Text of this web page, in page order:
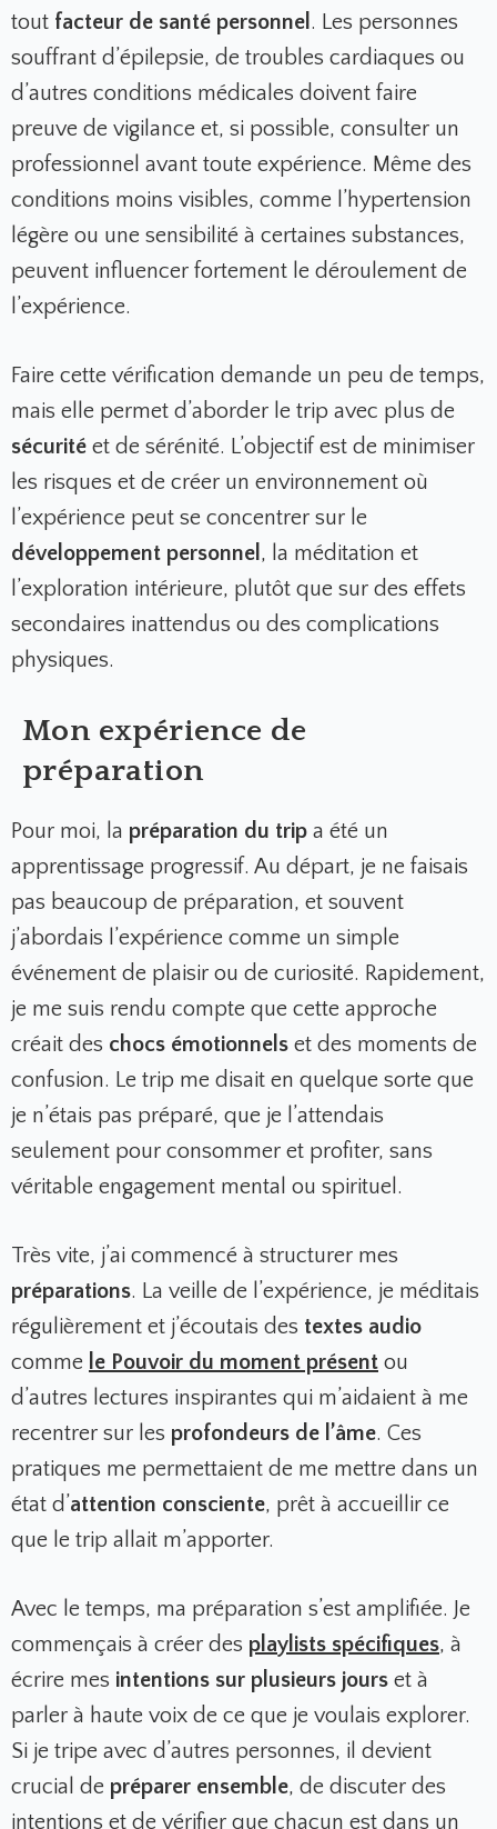
tout facteur de santé personnel . Les personnes
souffrant d’épilepsie, de troubles cardiaques ou
d’autres conditions médicales doivent faire
preuve de vigilance et, si possible, consulter un
professionnel avant toute expérience. Même des
conditions moins visibles, comme l’hypertension
légère ou une sensibilité à certaines substances,
peuvent influencer fortement le déroulement de
l’expérience.
Faire cette vérification demande un peu de temps,
mais elle permet d’aborder le trip avec plus de
sécurité et de sérénité. L’objectif est de minimiser
les risques et de créer un environnement où
l’expérience peut se concentrer sur le
développement personnel , la méditation et
l’exploration intérieure, plutôt que sur des effets
secondaires inattendus ou des complications
physiques.
Mon expérience de
préparation
Pour moi, la préparation du trip a été un
apprentissage progressif. Au départ, je ne faisais
pas beaucoup de préparation, et souvent
j’abordais l’expérience comme un simple
événement de plaisir ou de curiosité. Rapidement,
je me suis rendu compte que cette approche
créait des chocs émotionnels et des moments de
confusion. Le trip me disait en quelque sorte que
je n’étais pas préparé, que je l’attendais
seulement pour consommer et profiter, sans
véritable engagement mental ou spirituel.
Très vite, j’ai commencé à structurer mes
préparations. La veille de l’expérience, je méditais
régulièrement et j’écoutais des textes audio
comme le Pouvoir du moment présent ou
d’autres lectures inspirantes qui m’aidaient à me
recentrer sur les profondeurs de l’âme. Ces
pratiques me permettaient de me mettre dans un
état d’attention consciente, prêt à accueillir ce
que le trip allait m’apporter.
Avec le temps, ma préparation s’est amplifiée. Je
commençais à créer des playlists spécifiques, à
écrire mes intentions sur plusieurs jours et à
parler à haute voix de ce que je voulais explorer.
Si je tripe avec d’autres personnes, il devient
crucial de préparer ensemble, de discuter des
intentions et de vérifier que chacun est dans un